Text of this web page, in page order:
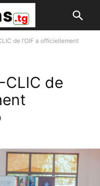
de l’OIF a officiellement
CLIC de